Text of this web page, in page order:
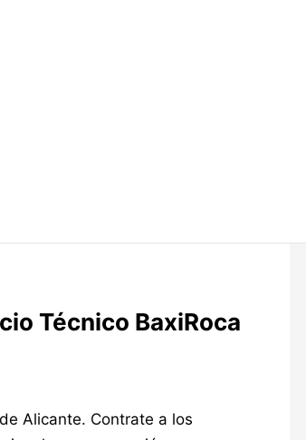
Técnico BaxiRoca
Alicante. Contrate a los